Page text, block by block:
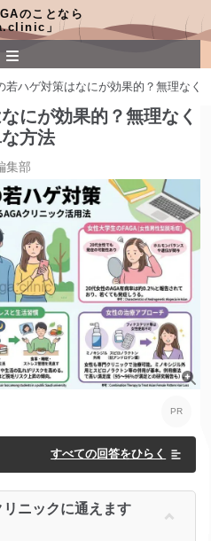
のことなら
」
若ハゲ対策はなにが効果的？無理なく
にが効果的？無理なく
方法
集部
すべての回答をひらく
ニックに通えます